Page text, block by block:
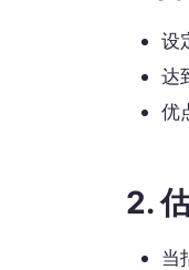
设
达
优
2.
当